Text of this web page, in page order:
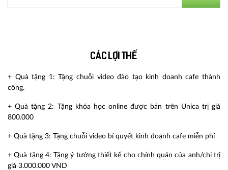
Các lợi thế
+ Quà tặng 1: Tặng chuỗi video đào tạo kinh doanh cafe thành
công.
+ Quà tặng 2: Tặng khóa học online được bán trên Unica trị giá
800.000
+ Quà tặng 3: Tặng chuỗi video bí quyết kinh doanh cafe miễn phí
+ Quà tặng 4: Tặng ý tưởng thiết kế cho chính quán của anh/chị trị
giá 3.000.000 VND